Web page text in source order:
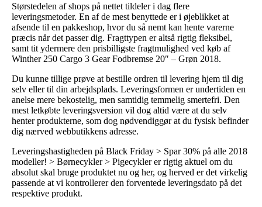
Størstedelen af shops på nettet tildeler i dag flere
leveringsmetoder. En af de mest benyttede er i øjeblikket at
afsende til en pakkeshop, hvor du så nemt kan hente varerne
præcis når det passer dig. Fragttypen er altså rigtig fleksibel,
samt tit ydermere den prisbilligste fragtmulighed ved køb af
Winther 250 Cargo 3 Gear Fodbremse 20″ – Grøn 2018.
Du kunne tillige prøve at bestille ordren til levering hjem til dig
selv eller til din arbejdsplads. Leveringsformen er undertiden en
anelse mere bekostelig, men samtidig temmelig smertefri. Den
mest letkøbte leveringsversion vil dog altid være at du selv
henter produkterne, som dog nødvendiggør at du fysisk befinder
dig nærved webbutikkens adresse.
Leveringshastigheden på Black Friday > Spar 30% på alle 2018
modeller! > Børnecykler > Pigecykler er rigtig aktuel om du
absolut skal bruge produktet nu og her, og herved er det virkelig
passende at vi kontrollerer den forventede leveringsdato på det
respektive produkt.